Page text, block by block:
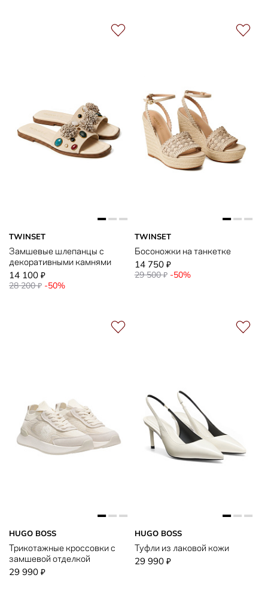
TWINSET
Замшевые шлепанцы с
декоративными камнями
14 100 ₽
28 200₽ -50%
TWINSET
Босоножки на танкетке
14 750 ₽
29 500₽ -50%
HUGO BOSS
Трикотажные кроссовки с
замшевой отделкой
29 990 ₽
HUGO BOSS
Туфли из лаковой кожи
29 990 ₽